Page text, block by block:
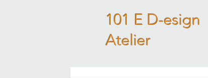
101 E D-esign
Atelier